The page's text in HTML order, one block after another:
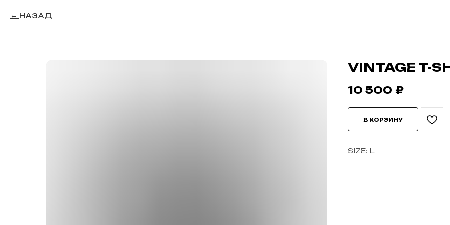
НАЗАД
VINTAGE T-
10 500 ₽
В КОРЗИНУ
SIZE: L